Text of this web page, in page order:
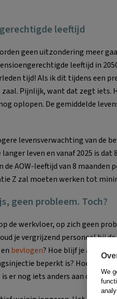
leeftijd
geen uitzondering meer
leeftijd in
tijd! Als ik dit tijdens een
zaal. Pijnlijk, want dat zegt iets.
oplopen. De gemiddelde
levensverwachting van de
leven en vanaf 2025 is
de AOW-leeftijd van 8 maanden
Z zal moeten werken tot
geen probleem. Toch?
de werkvloer, op zich geen
je vergrijzend personeel bij
bevlogen? Hoe blijf je als
beperkt is? Hoe houd
er nog iets anders aan de
We